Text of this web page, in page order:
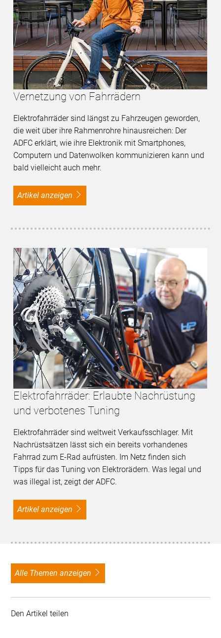
Vernetzung von Fahrrädern
Elektrofahrräder sind längst zu Fahrzeugen geworden,
die weit über ihre Rahmenrohre hinausreichen: Der
ADFC erklärt, wie ihre Elektronik mit Smartphones,
Computern und Datenwolken kommunizieren kann und
bald vielleicht auch mehr.
Artikel anzeigen
Elektrofahrräder: Erlaubte Nachrüstung
und verbotenes Tuning
Elektrofahrräder sind weltweit Verkaufsschlager. Mit
Nachrüstsätzen lässt sich ein bereits vorhandenes
Fahrrad zum E-Rad aufrüsten. Im Netz finden sich
Tipps für das Tuning von Elektrorädern. Was legal und
was illegal ist, zeigt der ADFC.
Artikel anzeigen
alle Themen anzeigen
Den Artikel teilen